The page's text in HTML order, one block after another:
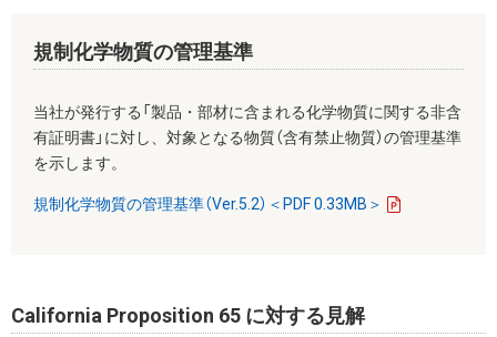
規制化学物質の管理基準
当社が発行する「製品・部材に含まれる化学物質に関する非含
有証明書」に対し、対象となる物質（含有禁止物質）の管理基準
を示します。
規制化学物質の管理基準（Ver.5.2）＜PDF 0.33MB＞
California Proposition 65 に対する見解